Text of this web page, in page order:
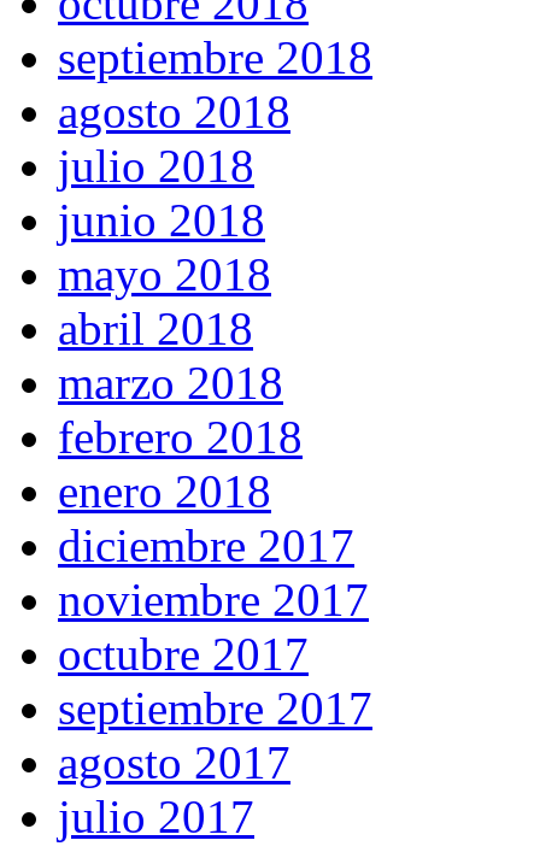
septiembre 2018
agosto 2018
julio 2018
junio 2018
mayo 2018
abril 2018
marzo 2018
febrero 2018
enero 2018
diciembre 2017
noviembre 2017
octubre 2017
septiembre 2017
agosto 2017
julio 2017